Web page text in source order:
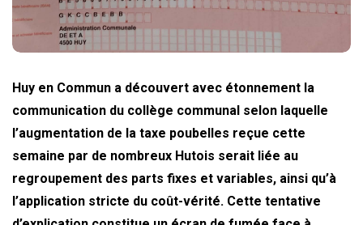
Huy en Commun a découvert avec étonnement la
communication du collège communal selon laquelle
l’augmentation de la taxe poubelles reçue cette
semaine par de nombreux Hutois serait liée au
regroupement des parts fixes et variables, ainsi qu’à
l’application stricte du coût-vérité. Cette tentative